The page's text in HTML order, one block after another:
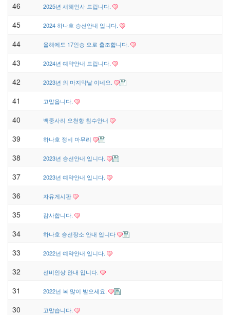
46 2025년 새해인사 드립니다.
45 2024 하나호 승선안내 입니다.
44 올해에도 17인승 으로 출조합니다.
43 2024년 예약안내 드립니다.
42 2023년 의 마지막날 이네요.
41 고맙읍니다.
40 백중사리 오천항 침수안내
39 하나호 정비 마무리
38 2023년 승선안내 입니다.
37 2023년 예약안내 입니다.
36 자유게시판
35 감사합니다.
34 하나호 승선장소 안내 입니다
33 2022년 예약안내 입니다.
32 선비인상 안내 입니다.
31 2022년 복 많이 받으세요.
30 고맙습니다.